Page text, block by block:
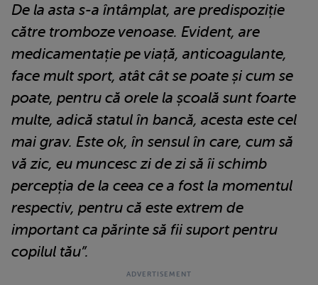
De la asta s-a întâmplat, are predispoziție
către tromboze venoase. Evident, are
medicamentație pe viață, anticoagulante,
face mult sport, atât cât se poate și cum se
poate, pentru că orele la școală sunt foarte
multe, adică statul în bancă, acesta este cel
mai grav. Este ok, în sensul în care, cum să
vă zic, eu muncesc zi de zi să îi schimb
percepția de la ceea ce a fost la momentul
respectiv, pentru că este extrem de
important ca părinte să fii suport pentru
copilul tău”.